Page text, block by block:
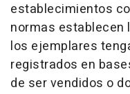
establecimientos
normas establecen
los ejemplares
registrados en
de ser vendidos o